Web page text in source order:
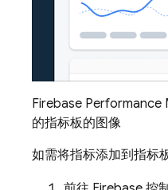
Firebase Performance
的指标板的图像
如需将指标添加到指标